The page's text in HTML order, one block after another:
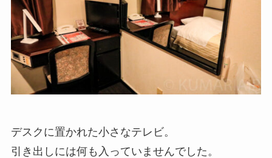
デスクに置かれた小さなテレビ。
引き出しには何も入っていませんでした。